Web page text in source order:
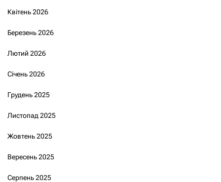
Квітень 2026
Березень 2026
Лютий 2026
Січень 2026
Грудень 2025
Листопад 2025
Жовтень 2025
Вересень 2025
Серпень 2025